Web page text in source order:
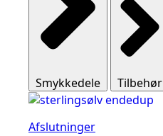
Smykkedele Tilbehør
Afslutninger